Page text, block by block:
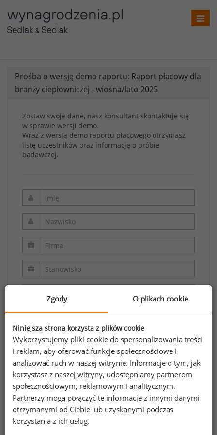
Prośba o wersję demo raportu: Raport płacowy dla
branży ciepłowniczej - wiosna/lato 2025
Zostaw swoje dane, nasz konsultant skontaktuje się
w sprawie wersji demo.
Wraz z wersją demo raportu płacowego otrzymasz
listę uczestników oraz informację o próbie
badawczej.
Oświadczam, że zapoznałem/zapoznałam się z
regulaminem.
Wyrażam zgodę na przetwarzanie moich
danych osobowych zawartych w formularzu
Zgody O plikach cookie
Niniejsza strona korzysta z plików cookie
Wykorzystujemy pliki cookie do spersonalizowania treści
i reklam, aby oferować funkcje społecznościowe i
analizować ruch w naszej witrynie. Informacje o tym, jak
korzystasz z naszej witryny, udostępniamy partnerom
społecznościowym, reklamowym i analitycznym.
Partnerzy mogą połączyć te informacje z innymi danymi
otrzymanymi od Ciebie lub uzyskanymi podczas
korzystania z ich usług.